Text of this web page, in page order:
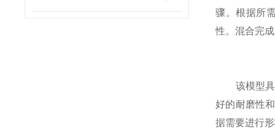
骤。根据所
性。混合完
该模型具有
好的耐磨性
据需要进行